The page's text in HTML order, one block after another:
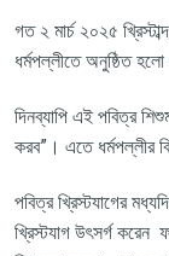
গত ২ মার্চ ২০২৫ খ্রিস্টাব্দ
ধর্মপল্লীতে অনুষ্ঠিত হলো
দিনব্যাপি এই পবিত্র
করব”। এতে ধর্মপল্লীর
পবিত্র খ্রিস্টযাগের
খ্রিস্টযাগ উৎসর্গ করেন